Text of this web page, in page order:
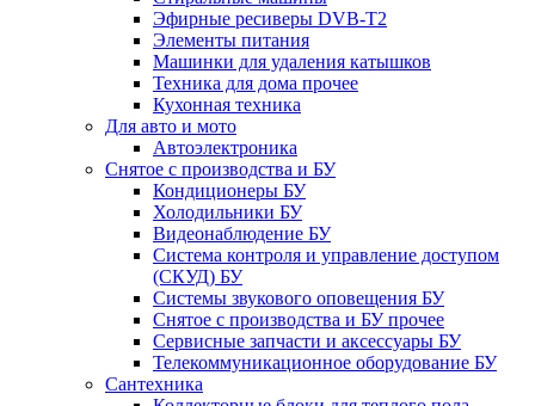
Эфирные ресиверы DVB-T2
Элементы питания
Машинки для удаления катышков
Техника для дома прочее
Кухонная техника
Для авто и мото
Автоэлектроника
Снятое с производства и БУ
Кондиционеры БУ
Холодильники БУ
Видеонаблюдение БУ
Система контроля и управление доступом
(СКУД) БУ
Системы звукового оповещения БУ
Снятое с производства и БУ прочее
Сервисные запчасти и аксессуары БУ
Телекоммуникационное оборудование БУ
Сантехника